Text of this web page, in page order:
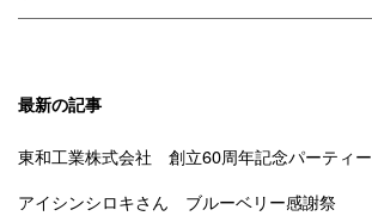
最新の記事
東和工業株式会社 創立60周年記念パーティー
アイシンシロキさん ブルーベリー感謝祭